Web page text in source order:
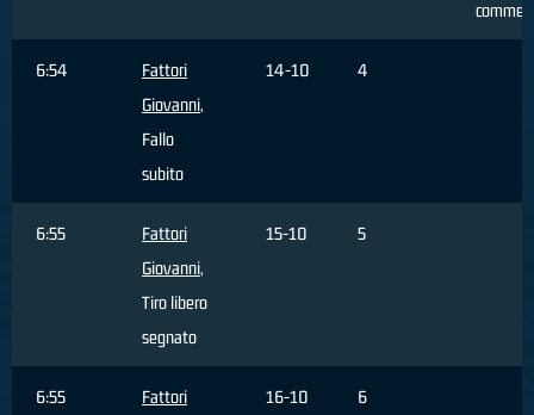
6:54
Fattori
Giovanni,
Fallo
subito
14-10 4
6:55
Fattori
Giovanni,
Tiro libero
segnato
15-10 5
6:55
Fattori
16-10 6